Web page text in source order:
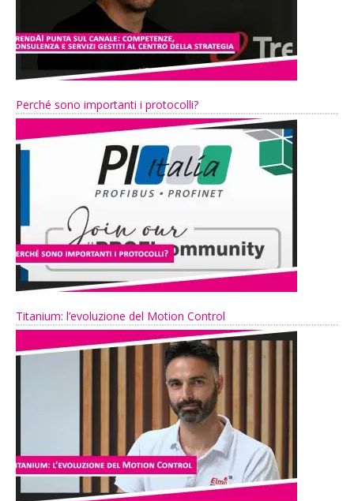
Perché sono importanti i protocolli?
Titanium: l’evoluzione del Motion Control